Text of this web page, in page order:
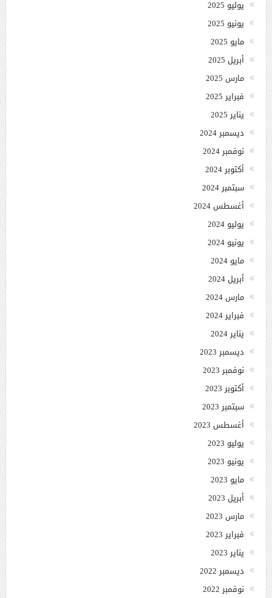
يوليو 2025
يونيو 2025
مايو 2025
أبريل 2025
مارس 2025
فبراير 2025
يناير 2025
ديسمبر 2024
نوفمبر 2024
أكتوبر 2024
سبتمبر 2024
أغسطس 2024
يوليو 2024
يونيو 2024
مايو 2024
أبريل 2024
مارس 2024
فبراير 2024
يناير 2024
ديسمبر 2023
نوفمبر 2023
أكتوبر 2023
سبتمبر 2023
أغسطس 2023
يوليو 2023
يونيو 2023
مايو 2023
أبريل 2023
مارس 2023
فبراير 2023
يناير 2023
ديسمبر 2022
نوفمبر 2022